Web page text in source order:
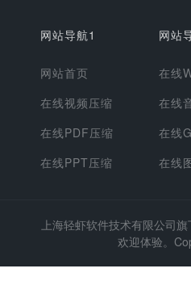
网站导航1
网站首页
在线视频压缩
在线PDF压缩
在线PPT压缩
网站
在线
在线
在线
在线
上海轻虾软件技术有限公司旗
欢迎体验。